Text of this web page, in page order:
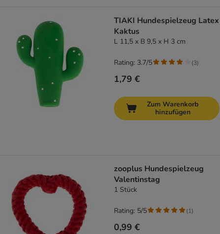
TIAKI Hundespielzeug Latex
Kaktus
L 11,5 x B 9,5 x H 3 cm
1,79 €
Rating: 3.7/5 (3)
Zum Warenkorb
hinzufügen
zooplus Hundespielzeug
Valentinstag
1 Stück
0,99 €
Rating: 5/5 (1)